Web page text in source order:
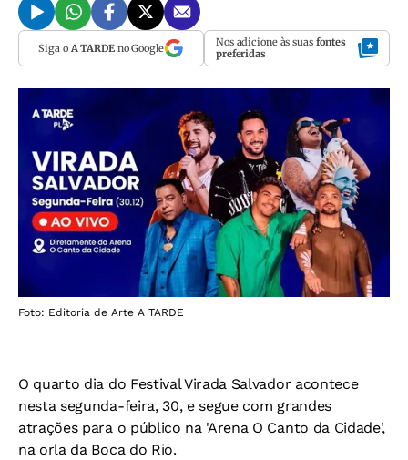
Siga o A TARDEno Google Nos adicione às suas fontes
preferidas
Foto: Editoria de Arte A TARDE
O quarto dia do Festival Virada Salvador acontece
nesta segunda-feira, 30, e segue com grandes
atrações para o público na 'Arena O Canto da Cidade',
na orla da Boca do Rio.